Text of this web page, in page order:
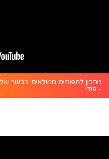
מתכון לתפוחים ממולאים בבשר
- פודי